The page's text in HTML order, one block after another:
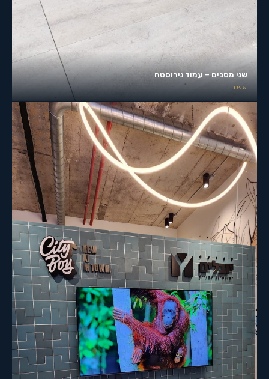
שני מסכים – עמוד נירוסטה
אשדוד